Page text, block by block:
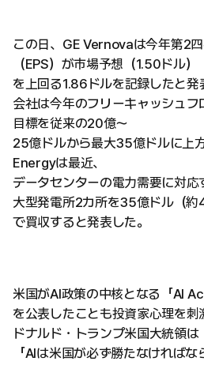
この日、GE Vernovaは今年第2
（EPS）が市場予想（1.50ドル）
を上回る1.86ドルを記録したと発
会社は今年のフリーキャッシュフ
目標を従来の20億〜
25億ドルから最大35億ドルに上
Energyは最近、
データセンターの電力需要に対応
大型発電所2カ所を35億ドル（約
で買収すると発表した。
米国がAI政策の中核となる「AI
を公表したことも投資家心理を刺
ドナルド・トランプ米国大統領は
「AIは米国が必ず勝たなければな